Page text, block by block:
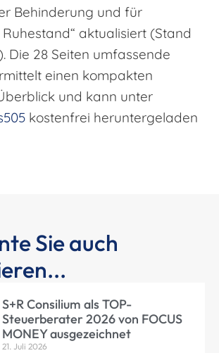
Behinderung und für
aktualisiert (Stand
Die 28 Seiten umfassende
einen kompakten
und kann unter
kostenfrei heruntergeladen
Sie auch
S+R Consilium als TOP-
Steuerberater 2026 von FOCUS
MONEY ausgezeichnet
21. Juli 2026